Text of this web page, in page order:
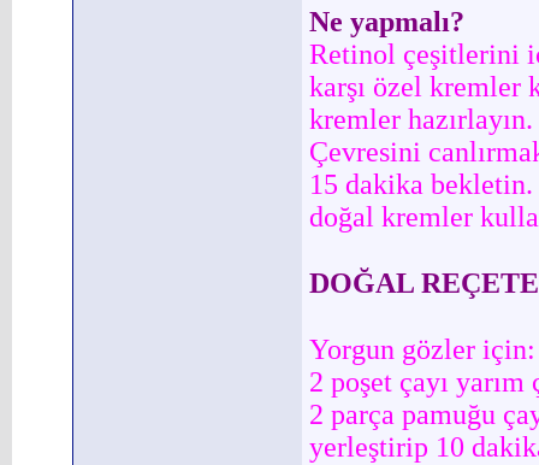
Ne yapmalı?
Retinol çeşitlerini
karşı özel kremler
kremler
Çevresini
15 dakika
doğal kremler
DOĞAL
Yorgun gözler için:
2 poşet çayı
2 parça pamuğu
yerleştirip 10